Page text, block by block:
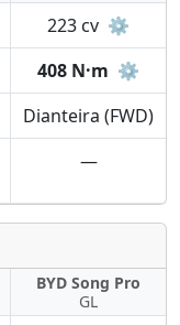
223 cv ⚙️
408 N·m ⚙️
Dianteira (FWD)
—
BYD Song Pro
GL